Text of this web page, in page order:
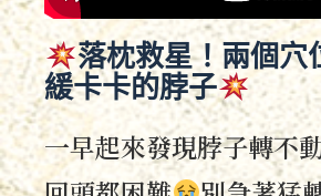
落枕救星！兩個穴
緩卡卡的脖子
一早起來發現脖子轉不